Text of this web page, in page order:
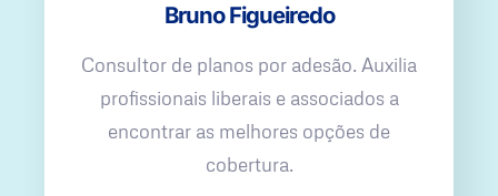
Bruno Figueiredo
Consultor de planos por adesão. Auxilia
profissionais liberais e associados a
encontrar as melhores opções de
cobertura.